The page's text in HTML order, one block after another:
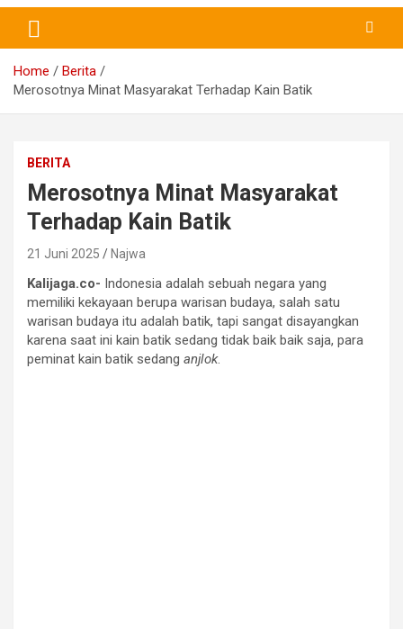
Home
Berita
Merosotnya Minat Masyarakat Terhadap Kain Batik
BERITA
Merosotnya Minat Masyarakat
Terhadap Kain Batik
21 Juni 2025 Najwa
Kalijaga.co- Indonesia adalah sebuah negara yang
memiliki kekayaan berupa warisan budaya, salah satu
warisan budaya itu adalah batik, tapi sangat disayangkan
karena saat ini kain batik sedang tidak baik baik saja, para
peminat kain batik sedang anjlok.